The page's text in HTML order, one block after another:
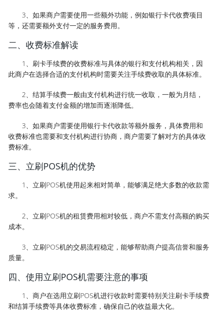
3、如果商户需要使用一些额外功能，例如银行卡代收费项目
等，还需要额外支付一定的服务费用。
二、收费标准解读
1、刷卡手续费的收费标准与具体的银行和支付机构相关，因
此商户在选择合适的支付机构时需要关注手续费收取的具体标准。
2、结算手续费一般由支付机构进行统一收取，一般为月结，
费率也会随着支付金额的增加而逐渐降低。
3、如果商户需要使用银行卡代收款等额外服务，具体费用和
收费标准也需要和支付机构进行协商，商户需要了解对方的具体收
费标准。
三、立刷POS机的优势
1、立刷POS机使用起来相对简单，能够满足绝大多数的收款需
求。
2、立刷POS机的租赁费用相对较低，商户不需支付高额的购买
成本。
3、立刷POS机的交易流程稳定，能够帮助商户提高信誉和服务
质量。
四、使用立刷POS机需要注意的事项
1、商户在选用立刷POS机进行收款时需要特别关注刷卡手续费
和结算手续费等具体收费标准，确保自己的收益最大化。